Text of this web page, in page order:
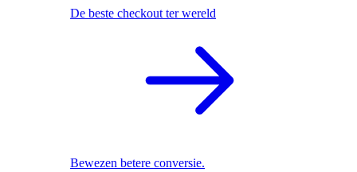
De beste checkout ter wereld
Bewezen betere conversie.